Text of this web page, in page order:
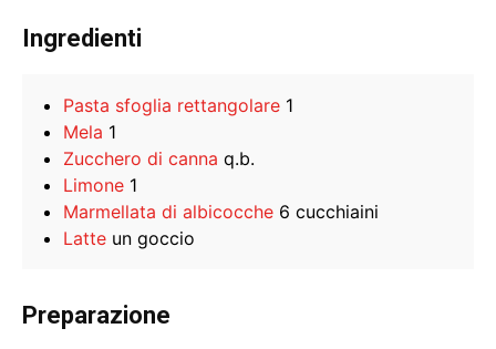
Ingredienti
Pasta sfoglia rettangolare 1
Mela 1
Zucchero di canna q.b.
Limone 1
Marmellata di albicocche 6 cucchiaini
Latte un goccio
Preparazione